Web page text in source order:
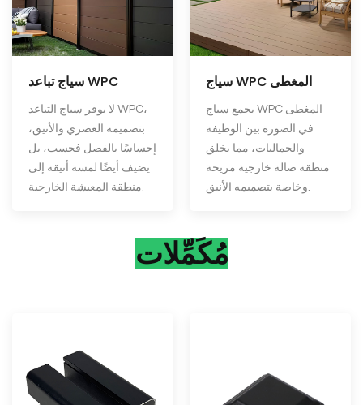
سياج تباعد WPC
لا يوفر سياج التباعد WPC،
بتصميمه العصري والأنيق،
إحساسًا بالفصل فحسب، بل
يضيف أيضًا لمسة أنيقة إلى
سياج WPC المغطى
يجمع سياج WPC المغطى
في الصورة بين الوظيفة
والجماليات، مما يخلق
منطقة صالة خارجية مريحة
مُكَمِّلات